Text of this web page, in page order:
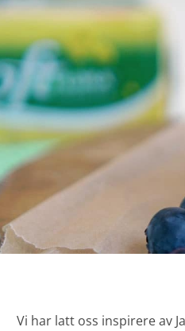
Vi har latt oss inspirere av